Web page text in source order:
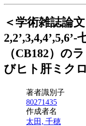
＜学術雑誌論文
（CB182）の
びヒト肝ミク
著者識別子
80271435
作成者名
太田, 千穂